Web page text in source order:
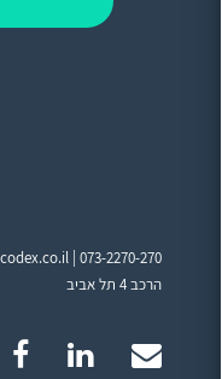
|073-2270-270
הרכב 4 תל אביב